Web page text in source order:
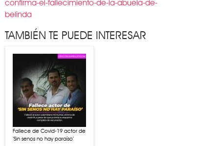
confirma-el-fallecimiento-de-la-abuela-de-
belinda
TAMBIÉN TE PUEDE INTERESAR
Fallece de Covid-19 actor de
‘Sin senos no hay paraíso’